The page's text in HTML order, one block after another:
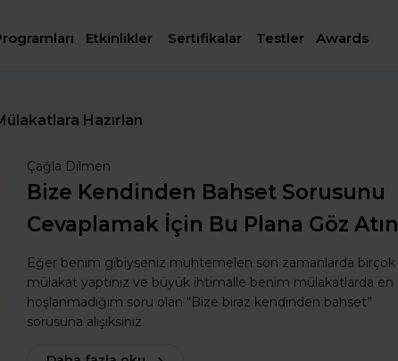
Etkinlikler Sertifikalar Testler Awards
Hazırlan
Çağla Dilmen
Bize Kendinden Bahset Sorusunu
Cevaplamak İçin Bu Plana Göz Atın
Eğer benim gibiyseniz muhtemelen son zamanlarda birçok
mülakat yaptınız ve büyük ihtimalle benim mülakatlarda en
hoşlanmadığım soru olan “Bize biraz kendinden bahset”
sorusuna alışıksınız.